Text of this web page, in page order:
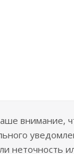
внимание,
неточность